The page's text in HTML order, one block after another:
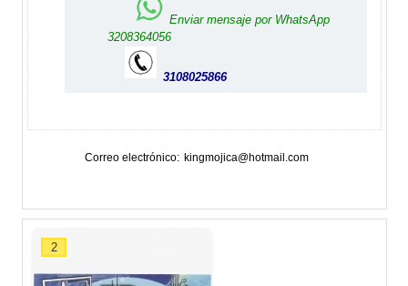
Enviar mensaje por WhatsApp
3208364056
3108025866
Correo electrónico kingmojica@hotmail.com
2